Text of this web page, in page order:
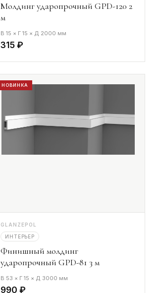
Молдинг ударопрочный GPD-120 2
м
В 15 × Г 15 × Д 2000 мм
315 ₽
НОВИНКА
GLANZEPOL
ИНТЕРЬЕР
Финишный молдинг
ударопрочный GPD-81 3 м
В 53 × Г 15 × Д 3000 мм
990 ₽